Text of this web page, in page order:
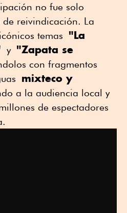
no fue solo
reivindicación. La
temas "La
y "Zapata se
con fragmentos
mixteco y
a la audiencia local y
de espectadores